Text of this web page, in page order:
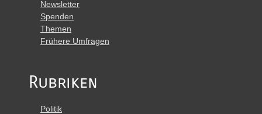
Newsletter
Spenden
Themen
Frühere Umfragen
Rubriken
Politik